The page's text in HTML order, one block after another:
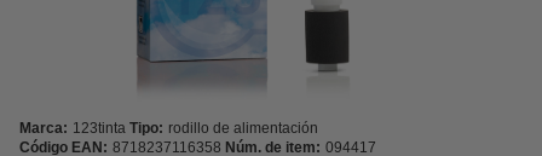
Marca: 123tinta Tipo: rodillo de alimentación
Código EAN: 8718237116358 Núm. de item: 094417